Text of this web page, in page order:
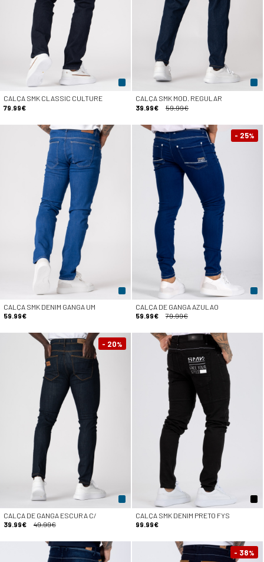
CALÇA SMK CLASSIC CULTURE
79.99€
CALÇA SMK MOD. REGULAR
39.99€
59.99€
CALÇA SMK DENIM GANGA UM
59.99€
- 25%
CALÇA DE GANGA AZULAO
59.99€
79.99€
- 20%
CALÇA DE GANGA ESCURA C/
39.99€
49.99€
CALÇA SMK DENIM PRETO FYS
99.99€
- 38%